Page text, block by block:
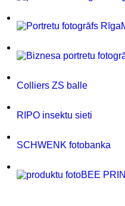
Colliers ZS balle
RIPO insektu sieti
SCHWENK fotobanka
BEE